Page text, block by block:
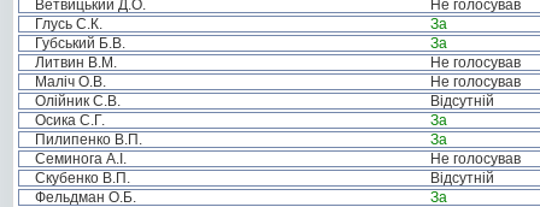
Ветвицький Д.О.
Не голосував
Глусь С.К.
За
Губський Б.В.
За
Литвин В.М.
Не голосував
Маліч О.В.
Не голосував
Олійник С.В.
Відсутній
Осика С.Г.
За
Пилипенко В.П.
За
Семинога А.І.
Не голосував
Скубенко В.П.
Відсутній
Фельдман О.Б.
За